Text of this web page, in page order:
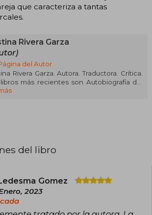
que caracteriza a tantas
Rivera Garza
del Autor
Rivera Garza. Autora. Traductora. Crítica.
más recientes son Autobiografía del
(Literatura Random House, 2020) y
del libro
Gomez
2023